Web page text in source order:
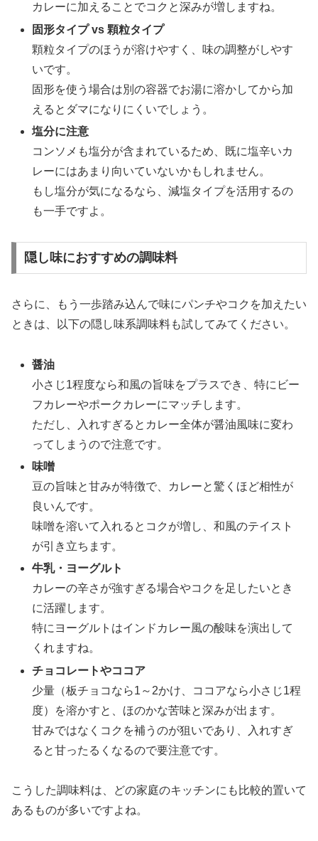
カレーに加えることでコクと深みが増しますね。
固形タイプ vs 顆粒タイプ
顆粒タイプのほうが溶けやすく、味の調整がしやす
いです。
固形を使う場合は別の容器でお湯に溶かしてから加
えるとダマになりにくいでしょう。
塩分に注意
コンソメも塩分が含まれているため、既に塩辛いカ
レーにはあまり向いていないかもしれません。
もし塩分が気になるなら、減塩タイプを活用するの
も一手ですよ。
隠し味におすすめの調味料
さらに、もう一歩踏み込んで味にパンチやコクを加えたい
ときは、以下の隠し味系調味料も試してみてください。
醤油
小さじ1程度なら和風の旨味をプラスでき、特にビー
フカレーやポークカレーにマッチします。
ただし、入れすぎるとカレー全体が醤油風味に変わ
ってしまうので注意です。
味噌
豆の旨味と甘みが特徴で、カレーと驚くほど相性が
良いんです。
味噌を溶いて入れるとコクが増し、和風のテイスト
が引き立ちます。
牛乳・ヨーグルト
カレーの辛さが強すぎる場合やコクを足したいとき
に活躍します。
特にヨーグルトはインドカレー風の酸味を演出して
くれますね。
チョコレートやココア
少量（板チョコなら1～2かけ、ココアなら小さじ1程
度）を溶かすと、ほのかな苦味と深みが出ます。
甘みではなくコクを補うのが狙いであり、入れすぎ
ると甘ったるくなるので要注意です。
こうした調味料は、どの家庭のキッチンにも比較的置いて
あるものが多いですよね。